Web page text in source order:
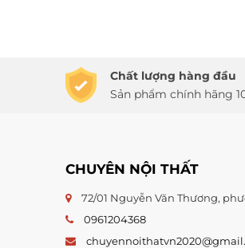
Chất lượng hàng đầu
Sản phẩm chính hãng
CHUYÊN NỘI THẤT
72/01 Nguyễn Văn Thương,
0961204368